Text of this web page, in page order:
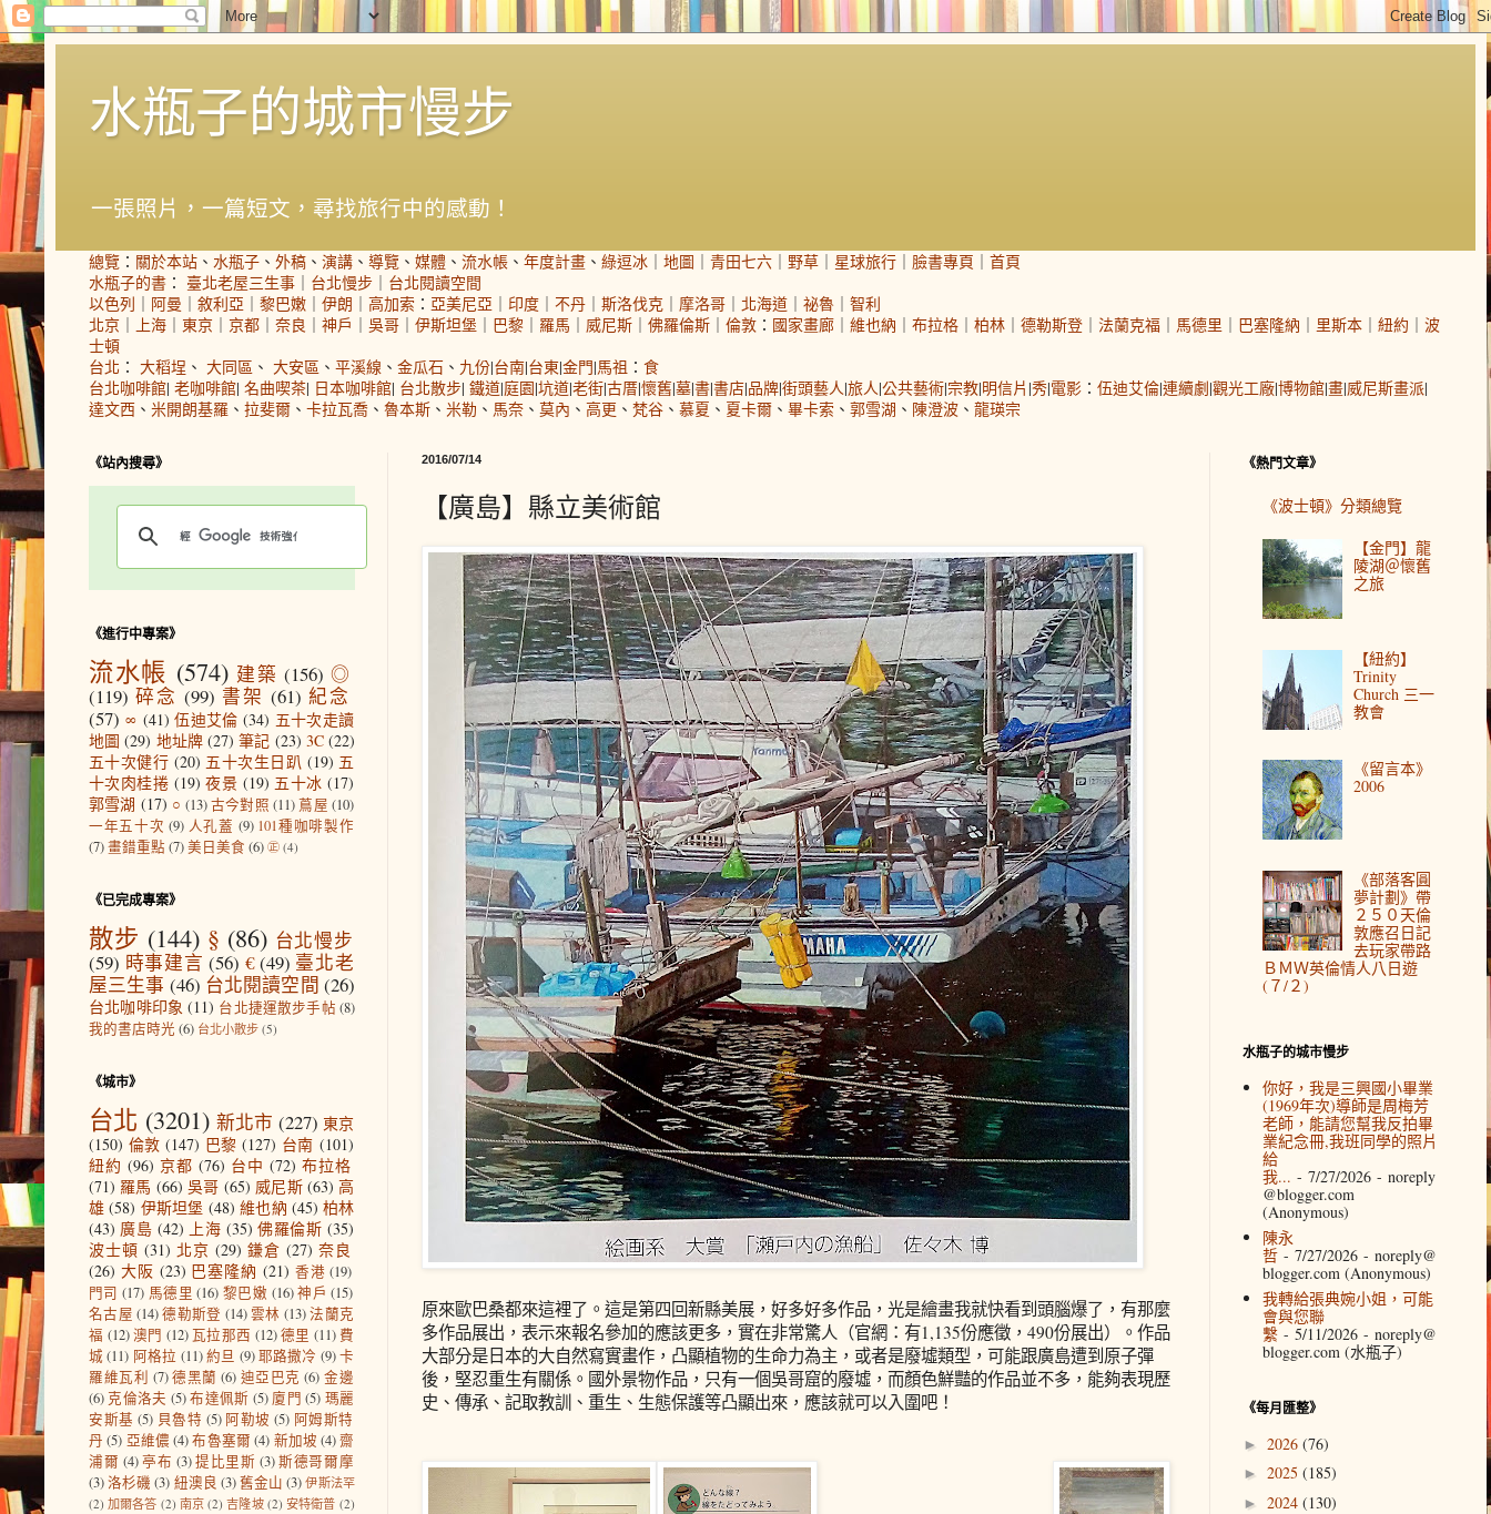
水瓶子的城市慢步
一張照片，一篇短文，尋找旅行中的感動！
總覽 ： 關於本站 、 水瓶子 、 外稿 、 演講 、 導覽 、 媒體 、 流水帳 、 年度計畫 、 綠逗冰 ｜ 地圖 ｜ 青田七六 ｜ 野草 ｜ 星球旅行 ｜ 臉書專頁 ｜ 首頁
水瓶子的書 ： 臺北老屋三生事 ｜ 台北慢步 ｜ 台北閱讀空間
以色列 ｜ 阿曼 ｜ 敘利亞 ｜ 黎巴嫩 ｜ 伊朗 ｜ 高加索 ： 亞美尼亞 ｜ 印度 ｜ 不丹 ｜ 斯洛伐克 ｜ 摩洛哥 ｜ 北海道 ｜ 祕魯 ｜ 智利
北京 ｜ 上海 ｜ 東京 ｜ 京都 ｜ 奈良 ｜ 神戶 ｜ 吳哥 ｜ 伊斯坦堡 ｜ 巴黎 ｜ 羅馬 ｜ 威尼斯 ｜ 佛羅倫斯 ｜ 倫敦 ： 國家畫廊 ｜ 維也納 ｜ 布拉格 ｜ 柏林 ｜ 德勒斯登 ｜ 法蘭克福 ｜ 馬德里 ｜ 巴塞隆納 ｜ 里斯本 ｜ 紐約 ｜ 波
士頓
台北 ： 大稻埕 、 大同區 、 大安區 、 平溪線 、 金瓜石 、 九份|台南|台東|金門|馬祖 ： 食
台北咖啡館| 老咖啡館| 名曲喫茶| 日本咖啡館| 台北散步| 鐵道|庭園|坑道|老街|古厝|懷舊|墓|書|書店|品牌|街頭藝人|旅人|公共藝術|宗教|明信片 |秀|電影 ： 伍迪艾倫|連續劇|觀光工廠|博物館|畫|威尼斯畫派|
達文西 、 米開朗基羅 、 拉斐爾 、 卡拉瓦喬 、 魯本斯 、 米勒 、 馬奈 、 莫內 、 高更 、 梵谷 、 慕夏 、 夏卡爾 、 畢卡索 、 郭雪湖 、 陳澄波 、 龍瑛宗
2016/07/14
【廣島】縣立美術館
原來歐巴桑都來這裡了。這是第四回新縣美展，好多好多作品，光是繪畫我就快看到頭腦爆了，有那麼
多作品展出，表示來報名參加的應該更多，實在非常驚人（官網：有1,135份應徵，490份展出）。作品
大部分是日本的大自然寫實畫作，凸顯植物的生命力為主，或者是廢墟類型，可能跟廣島遭到原子彈
後，堅忍重生有關係。國外景物作品，只有一個吳哥窟的廢墟，而顏色鮮豔的作品並不多，能夠表現歷
史、傳承、記取教訓、重生、生態保護等凸顯出來，應該就可以入圍吧！
《站內搜尋》
《進行中專案》
流水帳 (574) 建築 (156) ◎
(119) 碎念 (99) 書架 (61) 紀念
(57) ∞ (41) 伍迪艾倫 (34) 五十次走讀
地圖 (29) 地址牌 (27) 筆記 (23) 3C (22)
五十次健行 (20) 五十次生日趴 (19) 五
十次肉桂捲 (19) 夜景 (19) 五十冰 (17)
郭雪湖 (17) ○ (13)古今對照 (11) 蔦屋 (10)
一年五十次 (9) 人孔蓋 (9) 101種咖啡製作
(7)畫錯重點 (7)美日美食 (6) ㊣ (4)
《已完成專案》
散步 (144) § (86) 台北慢步
(59) 時事建言 (56) € (49) 臺北老
屋三生事 (46) 台北閱讀空間 (26)
台北咖啡印象 (11) 台北捷運散步手帖 (8)
我的書店時光 (6) 台北小散步 (5)
《城市》
台北 (3201) 新北市 (227) 東京
(150) 倫敦 (147) 巴黎 (127) 台南 (101)
紐約 (96) 京都 (76) 台中 (72) 布拉格
(71) 羅馬 (66) 吳哥 (65) 威尼斯 (63) 高
雄 (58) 伊斯坦堡 (48) 維也納 (45) 柏林
(43) 廣島 (42) 上海 (35) 佛羅倫斯 (35)
波士頓 (31) 北京 (29) 鎌倉 (27) 奈良
(26) 大阪 (23) 巴塞隆納 (21) 香港 (19)
門司 (17) 馬德里 (16) 黎巴嫩 (16) 神戶 (15)
名古屋 (14) 德勒斯登 (14)雲林 (13)法蘭克
福 (12) 澳門 (12)瓦拉那西 (12) 德里 (11) 費
城 (11) 阿格拉 (11)約旦 (9) 耶路撒冷 (9)卡
羅維瓦利 (7) 德黑蘭 (6) 迪亞巴克 (6) 金邊
(6) 克倫洛夫 (5)布達佩斯 (5) 廈門 (5) 瑪麗
安斯基 (5) 貝魯特 (5) 阿勒坡 (5) 阿姆斯特
丹 (5) 亞維儂 (4) 布魯塞爾 (4) 新加坡 (4) 齋
浦爾 (4) 亭布 (3) 提比里斯 (3) 斯德哥爾摩
(3)洛杉磯 (3) 紐澳良 (3)舊金山 (3) 伊斯法罕
(2) 加爾各答 (2) 南京 (2) 吉隆坡 (2) 安特衛普 (2)
《熱門文章》
《波士頓》分類總覽
【金門】龍
陵湖＠懷舊
之旅
【紐約】
Trinity
Church 三一
教會
《留言本》
2006
《部落客圓
夢計劃》帶
２５０天倫
敦應召日記
去玩家帶路
ＢＭＷ英倫情人八日遊
(７/２)
水瓶子的城市慢步
你好，我是三興國小畢業
(1969年次)導師是周梅芳
老師，能請您幫我反拍畢
業紀念冊,我班同學的照片
給
我... - 7/27/2026- noreply
@blogger.com
(Anonymous)
陳永
哲- 7/27/2026- noreply@
blogger.com (Anonymous)
我轉給張典婉小姐，可能
會與您聯
繫- 5/11/2026- noreply@
blogger.com (水瓶子)
《每月匯整》
► 2026 (76)
► 2025 (185)
► 2024 (130)